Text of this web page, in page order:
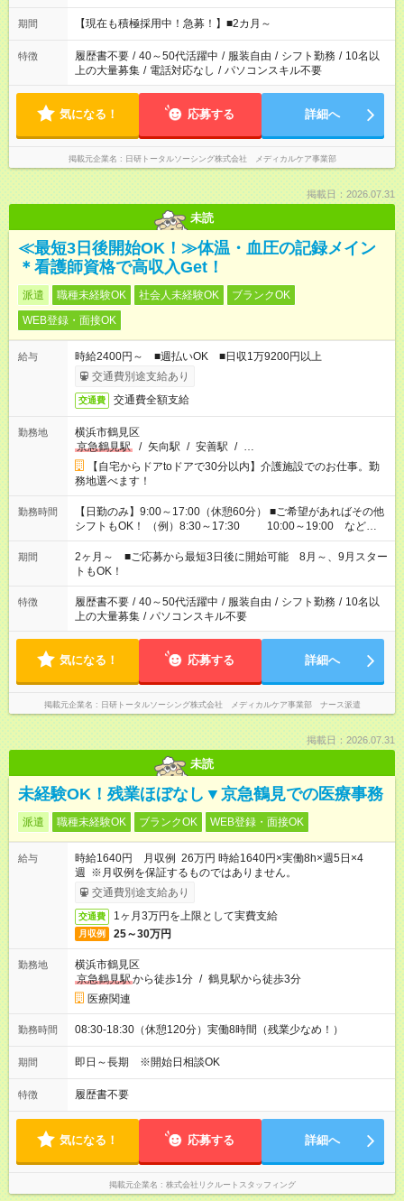
お仕事で希望する勤務時間と、もう1つのお仕事の勤務時間の合
計が 週40時間を超えなければOKです。
期間 【現在も積極採用中！急募！】■2カ月～
特徴 履歴書不要 / 40～50代活躍中 / 服装自由 / シフト勤務 / 10名以
上の大量募集 / 電話対応なし / パソコンスキル不要
気になる！ 応募する 詳細へ
掲載元企業名 日研トータルソーシング株式会社 メディカルケア事業部
掲載日：2026.07.31
未読
≪最短3日後開始OK！≫体温・血圧の記録メイン
＊看護師資格で高収入Get！
派遣 職種未経験OK 社会人未経験OK
ブランクOK
WEB登録・面接OK
給与
時給2400円～ ■週払いOK ■日収1万9200円以上
交通費別途支給あり
交通費 交通費全額支給
勤務地
横浜市鶴見区
京急鶴見駅
/ 矢向駅 / 安善駅 / …
【自宅からドアtoドアで30分以内】介護施設でのお仕事。勤
務地選べます！
勤務時間
【日勤のみ】9:00～17:00（休憩60分） ■ご希望があればその他
シフトもOK！ （例）8:30～17:30 10:00～19:00 など
「家族とお休みを合わせたい」 「できれば残業はしたくない」
など、あなたのご希望に沿ったお仕事をご紹介します！ ※Wワ
ーク希望の方へ 今ご覧のお仕事で希望する勤務時間と、もう1つ
のお仕事の勤務時間。 合計で週40時間を超える場合は応募でき
ません
期間
2ヶ月～ ■ご応募から最短3日後に開始可能 8月～、9月スター
トもOK！
特徴 履歴書不要 / 40～50代活躍中 / 服装自由 / シフト勤務 / 10名以
上の大量募集 / パソコンスキル不要
気になる！ 応募する 詳細へ
掲載元企業名 日研トータルソーシング株式会社 メディカルケア事業部 ナース派遣
掲載日：2026.07.31
未読
未経験OK！残業ほぼなし▼京急鶴見での医療事務
派遣 職種未経験OK ブランクOK WEB登録・面接OK
給与
時給1640円 月収例 26万円 時給1640円×実働8h×週5日×4
週 ※月収例を保証するものではありません。
交通費別途支給あり
交通費 1ヶ月3万円を上限として実費支給
月収例 25～30万円
勤務地
横浜市鶴見区
京急鶴見駅から徒歩1分 / 鶴見駅から徒歩3分
医療関連
勤務時間 08:30-18:30（休憩120分）実働8時間（残業少なめ！）
期間 即日～長期 ※開始日相談OK
特徴 履歴書不要
気になる！ 応募する 詳細へ
掲載元企業名 株式会社リクルートスタッフィング